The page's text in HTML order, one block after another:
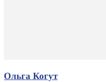
Ольга Когут